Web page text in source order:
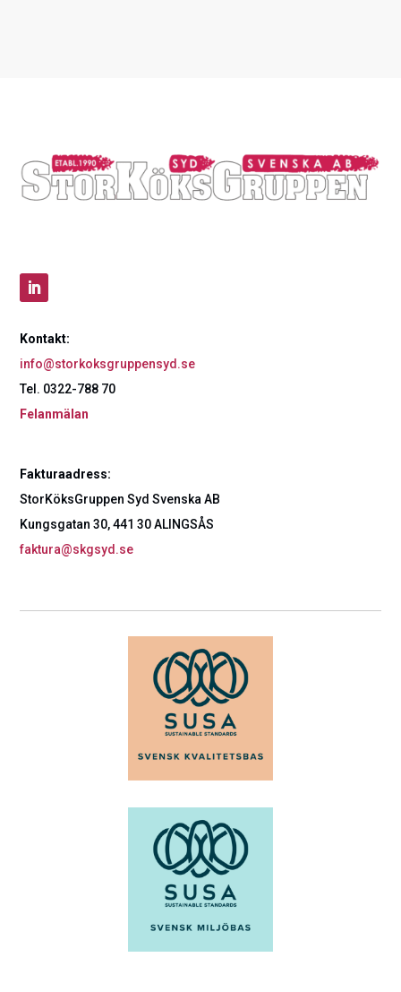
Kontakt:
info@storkoksgruppensyd.se
Tel. 0322-788 70
Felanmälan
Fakturaadress:
StorKöksGruppen Syd Svenska AB
Kungsgatan 30, 441 30 ALINGSÅS
faktura@skgsyd.se